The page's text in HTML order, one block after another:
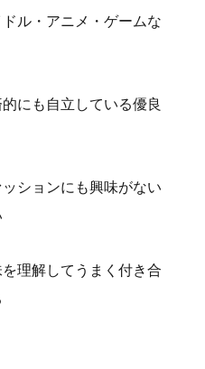
ル・アニメ・ゲームな
にも自立している優良
ションにも興味がない
理解してうまく付き合